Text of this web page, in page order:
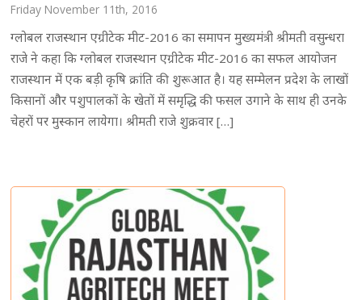
Friday November 11th, 2016
ग्लोबल राजस्थान एग्रीटेक मीट-2016 का समापन मुख्यमंत्री श्रीमती वसुन्धरा
राजे ने कहा कि ग्लोबल राजस्थान एग्रीटेक मीट-2016 का सफल आयोजन
राजस्थान में एक बड़ी कृषि क्रांति की शुरूआत है। यह सम्मेलन प्रदेश के लाखों
किसानों और पशुपालकों के खेतों में समृद्धि की फसल उगाने के साथ ही उनके
चेहरों पर मुस्कान लायेगा। श्रीमती राजे शुक्रवार […]